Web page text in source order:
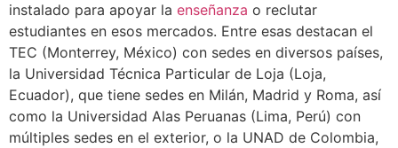
instalado para apoyar la enseñanza o reclutar
estudiantes en esos mercados. Entre esas destacan el
TEC (Monterrey, México) con sedes en diversos países,
la Universidad Técnica Particular de Loja (Loja,
Ecuador), que tiene sedes en Milán, Madrid y Roma, así
como la Universidad Alas Peruanas (Lima, Perú) con
múltiples sedes en el exterior, o la UNAD de Colombia,